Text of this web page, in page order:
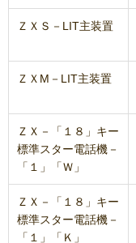
ＺＸＳ－LIT主装置
ＺＸM－LIT主装置
ＺＸ－「１８」キー
標準スター電話機－
「１」「Ｗ」
ＺＸ－「１８」キー
標準スター電話機－
「１」「Ｋ」